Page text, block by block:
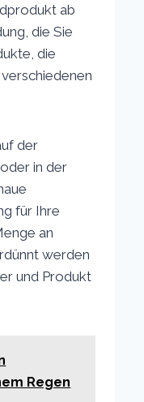
ab
die Sie
die
der
in der
für Ihre
an
werden
und Produkt
Regen